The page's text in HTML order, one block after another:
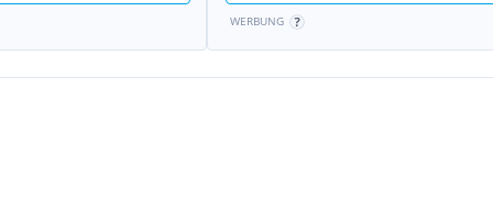
WERBUNG